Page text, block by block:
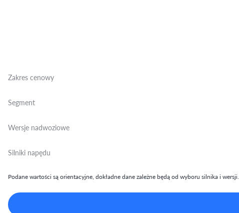
Zakres cenowy
Segment
Wersje nadwoziowe
Silniki napędu
Podane wartości są orientacyjne, dokładne dane zależne będą od wyboru silnika i wersji.